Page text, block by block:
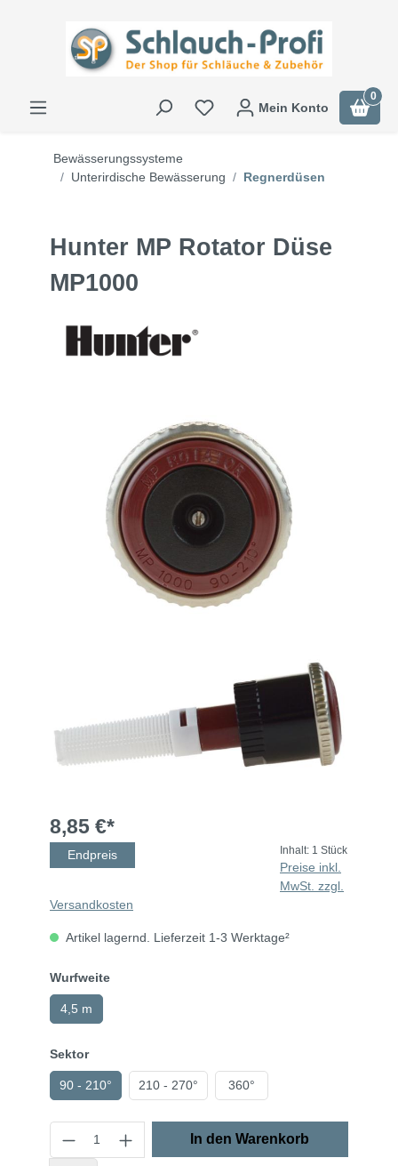
Mein Konto
0
Bewässerungssysteme
Unterirdische Bewässerung
Regnerdüsen
Hunter MP Rotator Düse
MP1000
8,85 €*
Endpreis Inhalt: 1 Stück
Preise inkl.
MwSt. zzgl.
Versandkosten
Artikel lagernd. Lieferzeit 1-3 Werktage²
Wurfweite
4,5 m
Sektor
90 - 210° 210 - 270° 360°
In den Warenkorb